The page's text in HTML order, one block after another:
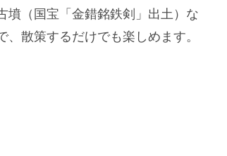
墳（国宝「金錯銘鉄剣」出土）な
散策するだけでも楽しめます。